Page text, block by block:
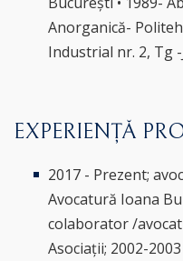
Anorganică-
Industrial nr. 2, Tg -
EXPERIENȚĂ
2017 - Prezent;
Avocatură Ioana
colaborator /
Asociații; 2002-